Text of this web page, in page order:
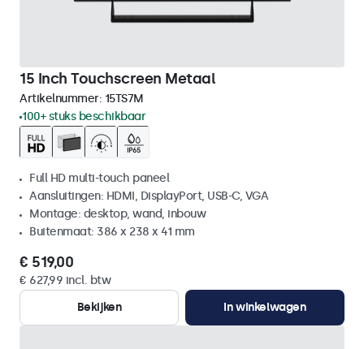
15 Inch Touchscreen Metaal
Artikelnummer: 15TS7M
100+ stuks beschikbaar
Full HD multi-touch paneel
Aansluitingen: HDMI, DisplayPort, USB-C, VGA
Montage: desktop, wand, inbouw
Buitenmaat: 386 x 238 x 41 mm
€ 519,00
€ 627,99 incl. btw
Bekijken
In winkelwagen